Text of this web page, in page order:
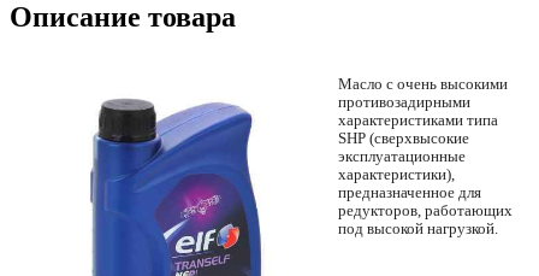
Описание товара
Масло с очень высокими
противозадирными
характеристиками типа
SHP (сверхвысокие
эксплуатационные
характеристики),
предназначенное для
редукторов, работающих
под высокой нагрузкой.